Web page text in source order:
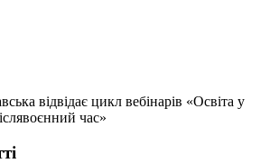
відвідає цикл вебінарів «Освіта у
час»